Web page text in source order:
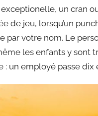
un cran
de jeu, lorsqu’un
par votre nom. Le
les enfants y sont
un employé passe dix